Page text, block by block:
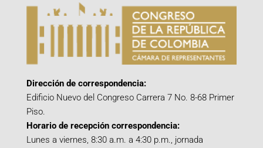
Dirección de correspondencia:
Edificio Nuevo del Congreso Carrera 7 No. 8-68 Primer
Piso.
Horario de recepción correspondencia:
Lunes a viernes, 8:30 a.m. a 4:30 p.m., jornada